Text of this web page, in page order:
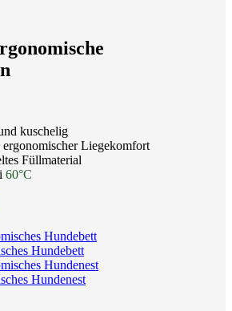
kuschelig
ergonomischer Liegekomfort
Füllmaterial
60°C
Hundebett
Hundenest